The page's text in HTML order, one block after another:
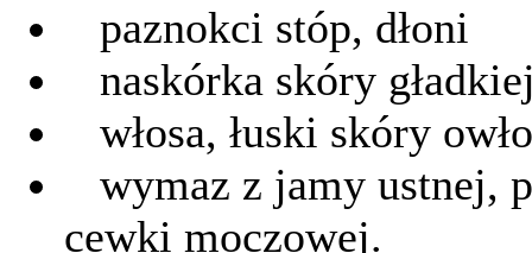
paznokci stóp, dłoni
naskórka skóry
włosa, łuski skóry
wymaz z jamy ustnej,
cewki moczowej.